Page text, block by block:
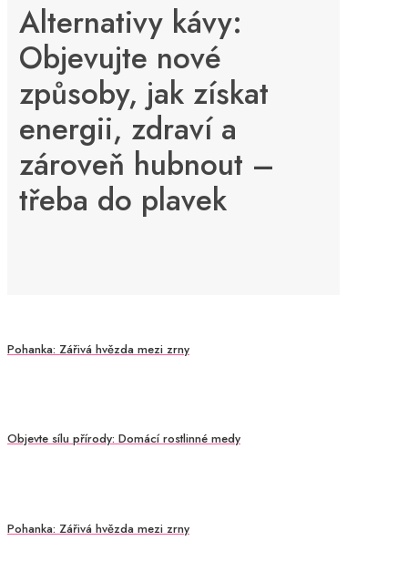
Alternativy kávy:
Objevujte nové
způsoby, jak získat
energii, zdraví a
zároveň hubnout –
třeba do plavek
Pohanka: Zářivá hvězda mezi zrny
Objevte sílu přírody: Domácí rostlinné medy
Pohanka: Zářivá hvězda mezi zrny